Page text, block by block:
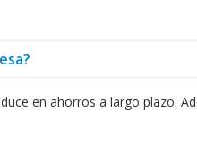
dispensadores de agua. Al
agregado a su compra. Para
en ahorros a largo plazo.